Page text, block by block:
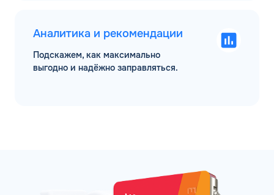
Аналитика и рекомендации
Подскажем, как максимально
выгодно и надёжно заправляться.